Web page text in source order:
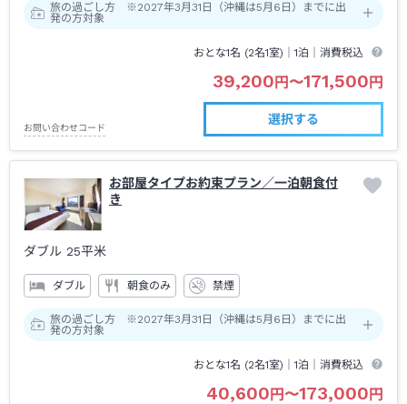
旅の過ごし方 ※2027年3月31日（沖縄は5月6日）までに出
発の方対象
おとな1名 (2名1室)｜1泊 ｜消費税込
39,200円〜171,500円
お問い合わせコード
選択する
お部屋タイプお約束プラン／一泊朝食付
き
ダブル 25平米
ダブル 朝食のみ 禁煙
旅の過ごし方 ※2027年3月31日（沖縄は5月6日）までに出
発の方対象
おとな1名 (2名1室)｜1泊 ｜消費税込
40,600円〜173,000円